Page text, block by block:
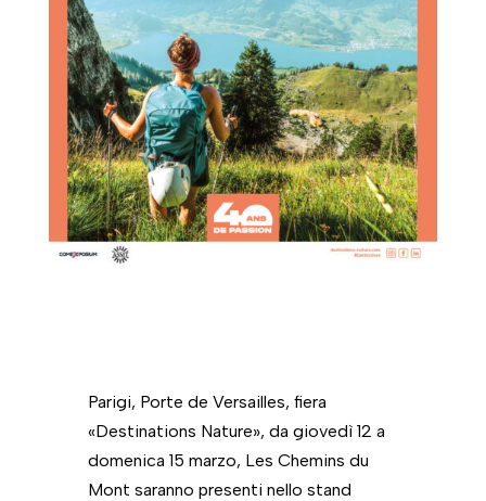
Parigi, Porte de Versailles, fiera
«Destinations Nature», da giovedì 12 a
domenica 15 marzo, Les Chemins du
Mont saranno presenti nello stand